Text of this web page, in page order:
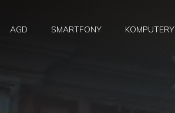
AGD SMARTFONY KOMPUTERY